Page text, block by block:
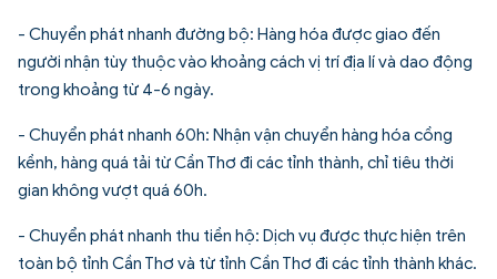
- Chuyển phát nhanh đường bộ: Hàng hóa được giao đến
người nhận tùy thuộc vào khoảng cách vị trí địa lí và dao động
trong khoảng từ 4-6 ngày.
- Chuyển phát nhanh 60h: Nhận vận chuyển hàng hóa cồng
kềnh, hàng quá tải từ Cần Thơ đi các tỉnh thành, chỉ tiêu thời
gian không vượt quá 60h.
- Chuyển phát nhanh thu tiền hộ: Dịch vụ được thực hiện trên
toàn bộ tỉnh Cần Thơ và từ tỉnh Cần Thơ đi các tỉnh thành khác.